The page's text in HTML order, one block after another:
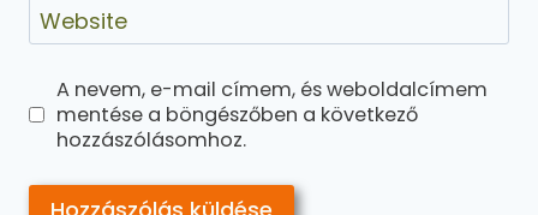
Website
A nevem, e-mail címem, és weboldalcímem
mentése a böngészőben a következő
hozzászólásomhoz.